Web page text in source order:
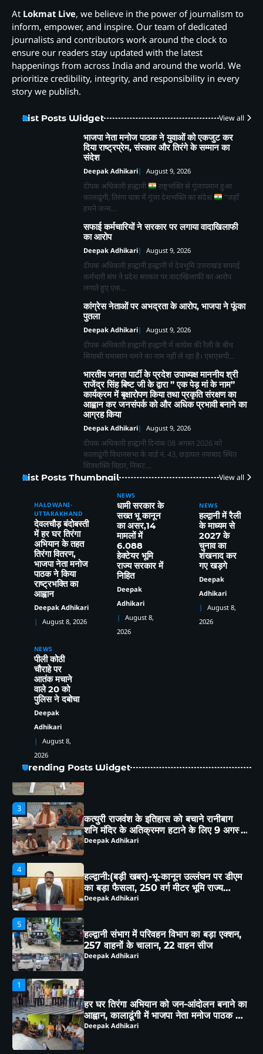
At Lokmat Live, we believe in the power of journalism to
inform, empower, and inspire. Our team of dedicated
journalists and contributors work around the clock to
ensure our readers stay updated with the latest
happenings from across India and around the world. We
prioritize credibility, integrity, and responsibility in every
story we publish.
List Posts Widget View all
भाजपा नेता मनोज पाठक ने युवाओं को एकजुट कर
दिया राष्ट्रप्रेम, संस्कार और तिरंगे के सम्मान का
संदेश
Deepak Adhikari August 9, 2026
दीपक अधिकारी हल्द्वानी
राष्ट्रभक्ति से गूंजायमान हुआ
कालाढूंगी, तिरंगा यात्रा में गूंजा देशभक्ति का संदेश
“जहाँ
हमने जन्म…
सफाई कर्मचारियों ने सरकार पर लगाया वादाखिलाफी
का आरोप
Deepak Adhikari August 9, 2026
दीपक अधिकारी हल्द्वानी हल्द्वानी में देवभूमि उत्तराखंड सफाई
कर्मचारी संघ ने प्रदेश सरकार पर वादाखिलाफी का आरोप
लगाते हुए एक…
कांग्रेस नेताओं पर अभद्रता के आरोप, भाजपा ने फूंका
पुतला
Deepak Adhikari August 9, 2026
दीपक अधिकारी हल्द्वानी हल्द्वानी में कांग्रेस की रैली के बीच
सियासी घमासान थमने का नाम नहीं ले रहा है। एसएसपी…
भारतीय जनता पार्टी के प्रदेश उपाध्यक्ष माननीय श्री
राजेंद्र सिंह बिष्ट जी के द्वारा ” एक पेड़ मां के नाम”
कार्यक्रम में बृक्षारोपण किया तथा प्रकृति संरक्षण का
आह्वान कर जनसंपर्क को और अधिक प्रभावी बनाने का
आग्रह किया
Deepak Adhikari August 9, 2026
दीपक अधिकारी हल्द्वानी दिनांक 08 अगस्त 2026 को
कालाढूंगी विधानसभा के वार्ड नं. 43, छड़ायल नयाबाद स्थित
शिवशक्ति विहार, निकट…
List Posts Thumbnail View all
HALDWANI
UTTARAKHAND
देवलचौड़ बंदोबस्ती
में हर घर तिरंगा
अभियान के तहत
तिरंगा वितरण,
भाजपा नेता मनोज
पाठक ने किया
राष्ट्रभक्ति का
आह्वान
Deepak Adhikari
August 8, 2026
NEWS
धामी सरकार के
सख्त भू कानून
का असर,14
मामलों में
6.088
हेक्टेयर भूमि
राज्य सरकार में
निहित
Deepak
Adhikari
August 8,
2026
NEWS
हल्द्वानी में रैली
के माध्यम से
2027 के
चुनाव का
शंखनाद कर
गए खड़गे
Deepak
Adhikari
August 8,
2026
NEWS
पीली कोठी
चौराहे पर
आतंक मचाने
वाले 20 को
पुलिस ने दबोचा
Deepak
Adhikari
August 8,
2026
Trending Posts Widget
चेहल्लुम पर अखाड़ा शमशीर-ए-हैदरी का आयोजन,
हैरतअंगेज़ अखाड़ों, करतबों ने बांधा समा, ताज़िया
दारों, दंगल विजेताओं व लंगर कमेटियों का हुआ
सम्मान
Deepak Adhikari
कत्युरी राजवंश के इतिहास को बचाने रानीबाग
शनि मंदिर के अतिक्रमण हटाने के लिए 9 अगस्त
को होगी स्वाभिमान रैली
Deepak Adhikari
हल्द्वानी:(बड़ी खबर)-भू-कानून उल्लंघन पर डीएम
का बड़ा फैसला, 250 वर्ग मीटर भूमि राज्य
हल्द्वानी संभाग में परिवहन विभाग का बड़ा एक्शन,
257 वाहनों के चालान, 22 वाहन सीज
Deepak Adhikari
हर घर तिरंगा अभियान को जन-आंदोलन बनाने का
आह्वान, कालाढूंगी में भाजपा नेता मनोज पाठक ने
क्षेत्रवासियों संग किया विचार-विमर्श
Deepak Adhikari
को होगी स्वाभिमान रैली
4
हल्द्वानी:(बड़ी खबर)-भू-कानून उल्लंघन पर डीएम
का बड़ा फैसला, 250 वर्ग मीटर भूमि राज्य
सरकार के नाम
Deepak Adhikari
5
हल्द्वानी संभाग में परिवहन विभाग का बड़ा एक्शन,
257 वाहनों के चालान, 22 वाहन सीज
Deepak Adhikari
1
हर घर तिरंगा अभियान को जन-आंदोलन बनाने का
आह्वान, कालाढूंगी में भाजपा नेता मनोज पाठक ने
क्षेत्रवासियों संग किया विचार-विमर्श
Deepak Adhikari
2
चेहल्लुम पर अखाड़ा शमशीर-ए-हैदरी का आयोजन,
हैरतअंगेज़ अखाड़ों, करतबों ने बांधा समा, ताज़िया
दारों, दंगल विजेताओं व लंगर कमेटियों का हुआ
सम्मान
Deepak Adhikari